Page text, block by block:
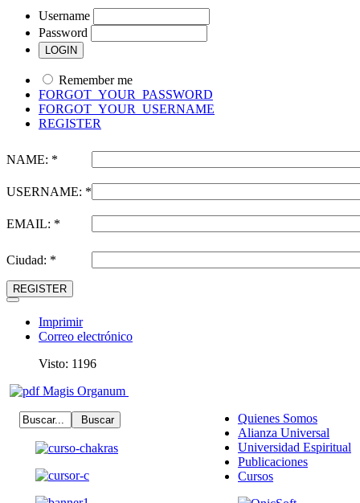
Username
Password
Remember me
FORGOT_YOUR_PASSWORD
FORGOT_YOUR_USERNAME
REGISTER
NAME: *
USERNAME: *
EMAIL: *
Ciudad: *
REGISTER
Imprimir
Correo electrónico
Visto: 1196
Magis Organum
Quienes Somos
Alianza Universal
Universidad Espiritual
Publicaciones
Cursos